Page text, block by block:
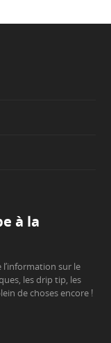
à la
sur le
les drip tip, les
de choses encore !